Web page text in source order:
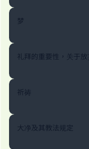
梦
礼拜的重要性，关于
祈祷
大净及其教法规定
Make an
with
Your